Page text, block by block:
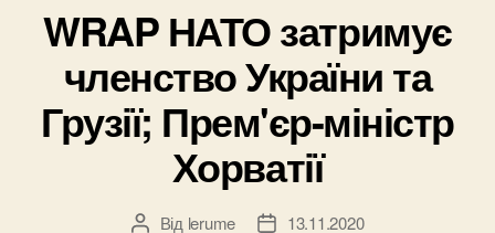
WRAP НАТО затримує
членство України та
Грузії; Прем'єр-міністр
Хорватії
Автор
Від lerume
Дата13.11.2020